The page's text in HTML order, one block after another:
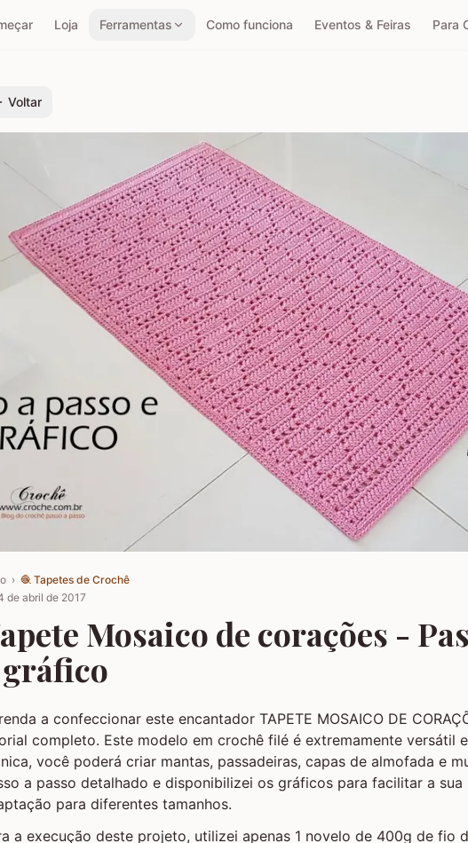
Loja Ferramentas Como funciona Eventos & Feiras Para
Voltar
› 🧶 Tapetes de Crochê
de abril de 2017
Mosaico de corações -
a confeccionar este encantador TAPETE MOSAICO DE
completo. Este modelo em crochê filé é extremamente versátil
você poderá criar mantas, passadeiras, capas de almofada e
a passo detalhado e disponibilizei os gráficos para facilitar a
para diferentes tamanhos.
a execução deste projeto, utilizei apenas 1 novelo de 400g de fio